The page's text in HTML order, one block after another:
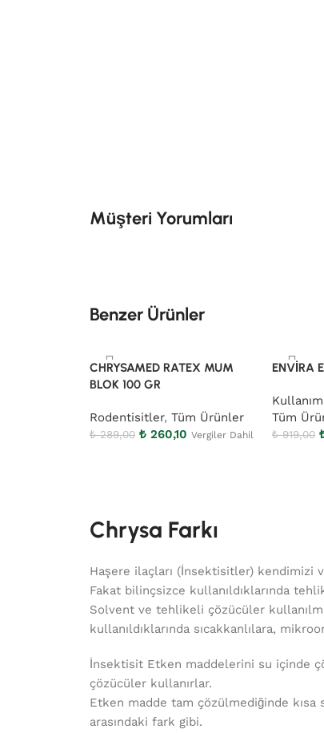
Müşteri Yorumları
Benzer Ürünler
CHRYSAMED RATEX MUM
BLOK 100 GR
Rodentisitler, Tüm Ürünler
₺289,00 ₺ 260,10 Vergiler Dahil
ENVİRA
Tüm
₺919,00
Chrysa Farkı
Haşere ilaçları (İnsektisitler) kendimizi
Fakat bilinçsizce kullanıldıklarında
Solvent ve tehlikeli çözücüler
kullanıldıklarında sıcakkanlılara,
İnsektisit Etken maddelerini su içinde
çözücüler kullanırlar.
Etken madde tam çözülmediğinde
arasındaki fark gibi.